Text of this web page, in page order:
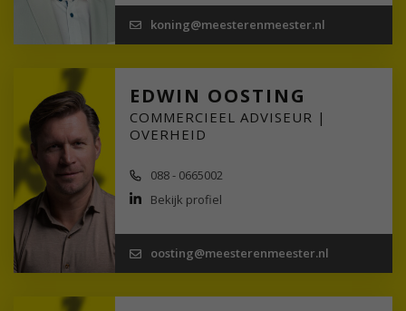
koning@meesterenmeester.nl
EDWIN OOSTING
COMMERCIEEL ADVISEUR |
OVERHEID
088 - 0665002
Bekijk profiel
oosting@meesterenmeester.nl